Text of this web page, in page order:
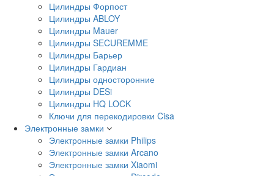
Цилиндры Форпост
Цилиндры ABLOY
Цилиндры Mauer
Цилиндры SECUREMME
Цилиндры Барьер
Цилиндры Гардиан
Цилиндры односторонние
Цилиндры DESi
Цилиндры HQ LOCK
Ключи для перекодировки Cisa
Электронные замки
Электронные замки Philips
Электронные замки Arcano
Электронные замки Xiaomi